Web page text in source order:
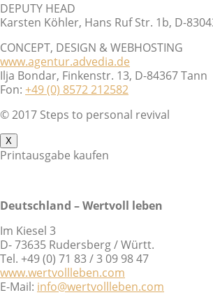
DEPUTY HEAD
Karsten Köhler, Hans Ruf Str. 1b, D-
CONCEPT, DESIGN & WEBHOSTING
www.agentur.advedia.de
Ilja Bondar, Finkenstr. 13, D-84367 Tann
Fon: +49 (0) 8572 212582
© 2017 Steps to personal revival
X
Printausgabe kaufen
Deutschland – Wertvoll leben
Im Kiesel 3
D- 73635 Rudersberg / Württ.
Tel. +49 (0) 71 83 / 3 09 98 47
www.wertvollleben.com
E-Mail: info@wertvollleben.com